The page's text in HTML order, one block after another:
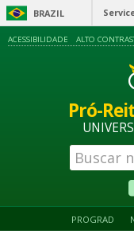
BRAZIL
ACESSIBILIDADE ALTO
Pró-
PROGRAD